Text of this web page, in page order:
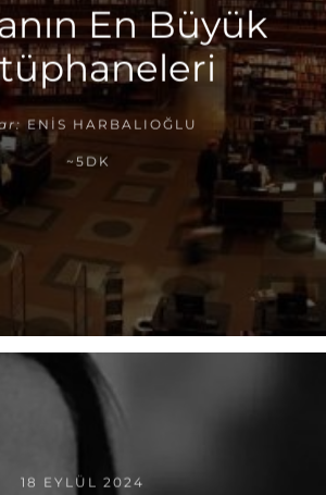
En Büyük
ENIS HARBALIOĞLU
~5DK
18 EYLÜL 2024